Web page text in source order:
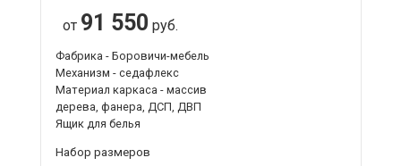
от 91 550 руб.
Фабрика - Боровичи-мебель
Механизм - седафлекс
Материал каркаса - массив
дерева, фанера, ДСП, ДВП
Ящик для белья
Набор размеров